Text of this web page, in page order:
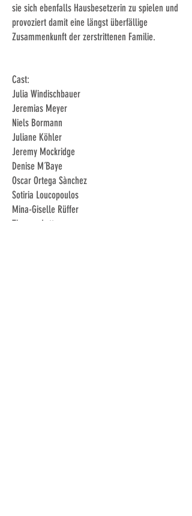
sie sich ebenfalls Hausbesetzerin zu spielen und
provoziert damit eine längst überfällige
Zusammenkunft der zerstrittenen Familie.
Cast:
Julia Windischbauer
Jeremias Meyer
Niels Bormann
Juliane Köhler
Jeremy Mockridge
Denise M´Baye
Oscar Ortega Sànchez
Sotiria Loucopoulos
Mina-Giselle Rüffer
Thomas Lettow